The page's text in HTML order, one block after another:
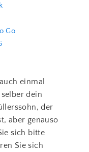
Go
einmal
dein
der
aber genauso
sich bitte
Sie sich